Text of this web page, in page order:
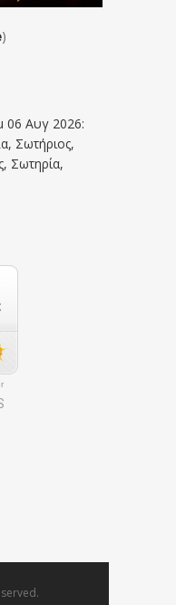
)
06 Αυγ 2026:
Σωτήριος,
Σωτηρία,